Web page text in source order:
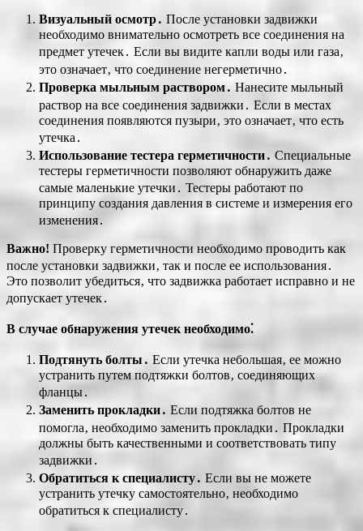
Визуальный осмотр․ После установки задвижки
необходимо внимательно осмотреть все соединения на
предмет утечек․ Если вы видите капли воды или газа‚
это означает‚ что соединение негерметично․
Проверка мыльным раствором․ Нанесите мыльный
раствор на все соединения задвижки․ Если в местах
соединения появляются пузыри‚ это означает‚ что есть
утечка․
Использование тестера герметичности․ Специальные
тестеры герметичности позволяют обнаружить даже
самые маленькие утечки․ Тестеры работают по
принципу создания давления в системе и измерения его
изменения․
Важно! Проверку герметичности необходимо проводить как
после установки задвижки‚ так и после ее использования․
Это позволит убедиться‚ что задвижка работает исправно и не
допускает утечек․
В случае обнаружения утечек необходимо⁚
Подтянуть болты․ Если утечка небольшая‚ ее можно
устранить путем подтяжки болтов‚ соединяющих
фланцы․
Заменить прокладки․ Если подтяжка болтов не
помогла‚ необходимо заменить прокладки․ Прокладки
должны быть качественными и соответствовать типу
задвижки․
Обратиться к специалисту․ Если вы не можете
устранить утечку самостоятельно‚ необходимо
обратиться к специалисту․